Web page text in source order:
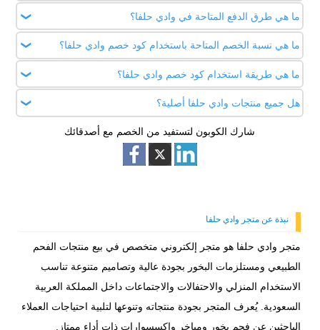
طلب 5% على جميع المنتجات.
يمكن استبدال أو إرجاع المنتجات في حالة وجود عيب تصنيع أو خطأ
في الطلب، مع ضرورة أن تكون المنتجات في حالتها الأصلية وغير
مستخدمة.
ما هي طرق الدفع المتاحة في وادي حلفا؟
يوفر المتجر خيارات متعددة: البطاقات الائتمانية (Visa,
MasterCard)، مدى، STC Pay، والدفع عند الاستلام داخل
السعودية.
ما هي نسبة الخصم المتاحة باستخدام كود خصم وادي حلفا؟
إلى تخفيضات موسمية تصل إلى 30% وعروض كاش باك 10%.
ما هي طريقة استخدام كود خصم وادي حلفا؟
الرسمي wadihalfa.sa أو من خلال موقعنا اطلب كوبون للحصول
على خصم مباشر على الفحم والمباخر.
هل جميع منتجات وادي حلفا أصلية؟
نعم، جميع منتجات وادي حلفا أصلية ومعتمدة، تشمل الفحم،
المباخر التقليدية والحديثة، والإكسسوارات.
شارك الكوبون لتستفيد من الخصم مع أصدقائك
نبذة عن متجر وادي حلفا
متجر وادي حلفا هو متجر إلكتروني متخصص في بيع منتجات الفحم
الطبيعي ومستلزمات البخور بجودة عالية وتصاميم متنوعة تناسب
الاستخدام المنزلي والاحتفالات والاجتماعات داخل المملكة العربية
السعودية. يُعرف المتجر بجودة منتجاته وتنوعها لتلبية احتياجات العملاء
الباحثين عن فحم بخور ومباخر وإكسسوارات ذات أداء ممتاز.